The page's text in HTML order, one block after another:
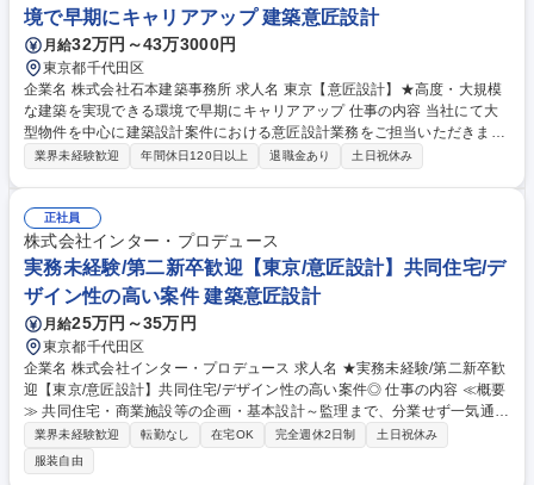
境で早期にキャリアアップ 建築意匠設計
月給32万円～43万3000円
東京都千代田区
企業名 株式会社石本建築事務所 求人名 東京【意匠設計】★高度・大規模
な建築を実現できる環境で早期にキャリアアップ 仕事の内容 当社にて大
型物件を中心に建築設計案件における意匠設計業務をご担当いただきま
す。業務企画部門、設計部門、エンジニアリング部門が連携してプロジェ
a/早稲田大学中野国際コミュニティプラザ/大田区総合体育館/飯能市立図
書館 他多数 【当社について】建築専門雑誌への投稿や論文の執筆など含
め、「建築」に対する意識の高い社員が多く、常に業界の最先端を行く面
白さに溢れた職場です。環境統合技術による先導的事業も進めています。
募集職種 東京【意匠設計】★高度・大規模な建築を実現できる環境で早期
にキャリアアップ
業界未経験歓迎 年間休日120日以上 退職金あり 土日祝休み
正社員
株式会社インター・プロデュース
実務未経験/第二新卒歓迎【東京/意匠設計】共同住宅/デ
ザイン性の高い案件 建築意匠設計
月給25万円～35万円
東京都千代田区
企業名 株式会社インター・プロデュース 求人名 ★実務未経験/第二新卒歓
迎【東京/意匠設計】共同住宅/デザイン性の高い案件◎ 仕事の内容 ≪概要
≫ 共同住宅・商業施設等の企画・基本設計～監理まで、分業せず一気通貫
でお任せします。大手不動産会社との直接取引が多く、最上流から完成ま
で自分の手で手掛ける手応えを感じられる環境です。 ≪詳細≫ ■企画、基
本設計、実施設計の作成 ■外注事務所との調整、現場監理、行政・顧客と
業界未経験歓迎 転勤なし 在宅OK 完全週休2日制
土日祝休み
服装自由